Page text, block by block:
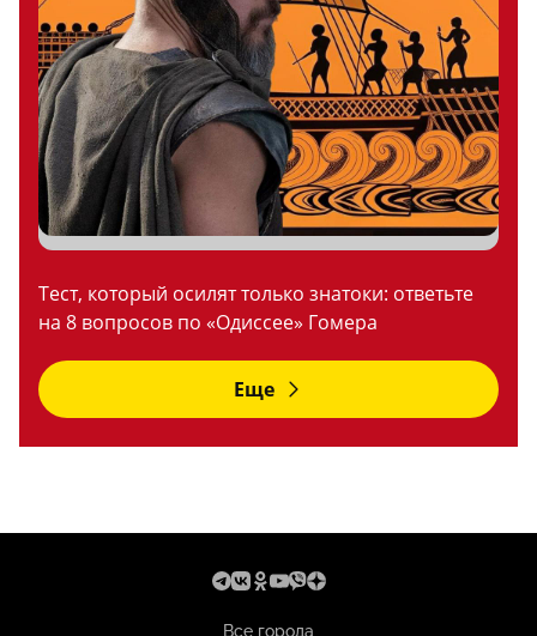
Тест, который осилят только знатоки: ответьте
на 8 вопросов по «Одиссее» Гомера
Еще
Все города